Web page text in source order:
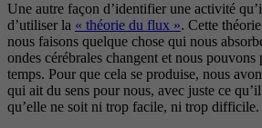
Une autre façon d’identifier une activité
d’utiliser la « théorie du flux ». Cette
nous faisons quelque chose qui nous
ondes cérébrales changent et nous
temps. Pour que cela se produise, nous
qui ait du sens pour nous, avec juste ce
qu’elle ne soit ni trop facile, ni trop difficile.